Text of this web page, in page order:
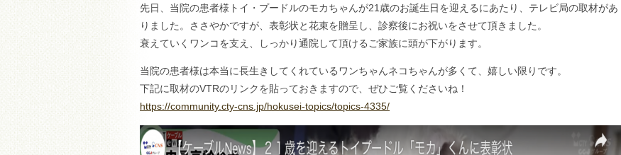
先日、当院の患者様トイ・プードルのモカちゃんが21歳のお誕生日を迎えるにあたり、テレビ局の取材があ
りました。ささやかですが、表彰状と花束を贈呈し、診察後にお祝いをさせて頂きました。
衰えていくワンコを支え、しっかり通院して頂けるご家族に頭が下がります。
当院の患者様は本当に長生きしてくれているワンちゃんネコちゃんが多くて、嬉しい限りです。
下記に取材のVTRのリンクを貼っておきますので、ぜひご覧くださいね！
https://community.cty-cns.jp/hokusei-topics/topics-4335/